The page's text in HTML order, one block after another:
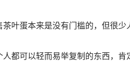
茶叶蛋本来是没有门槛的，但很少
人都可以轻而易举复制的东西，肯